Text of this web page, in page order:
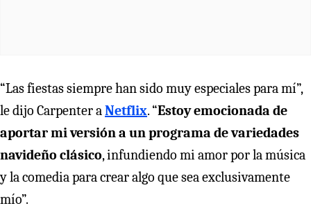
“Las fiestas siempre han sido muy especiales para mí”,
le dijo Carpenter aNetflix. “Estoy emocionada de
aportar mi versión a un programa de variedades
navideño clásico, infundiendo mi amor por la música
y la comedia para crear algo que sea exclusivamente
mío”.